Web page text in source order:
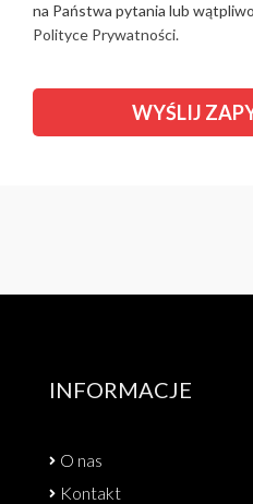
na Państwa pytania lub
Polityce Prywatności.
INFORMACJE
O nas
Kontakt